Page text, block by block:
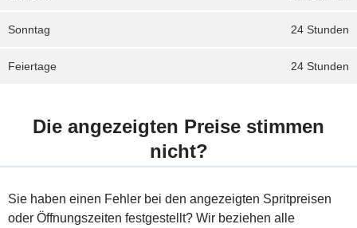
24 Stunden
Sonntag
24 Stunden
Feiertage
Die angezeigten Preise stimmen
nicht?
Sie haben einen Fehler bei den angezeigten Spritpreisen
oder Öffnungszeiten festgestellt? Wir beziehen alle